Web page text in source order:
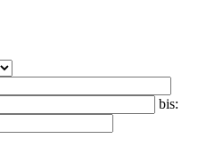
bis: